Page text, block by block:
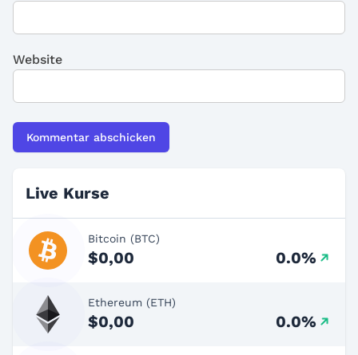
Website
Live Kurse
Bitcoin (BTC)
$0,00 0.0%
Ethereum (ETH)
$0,00 0.0%